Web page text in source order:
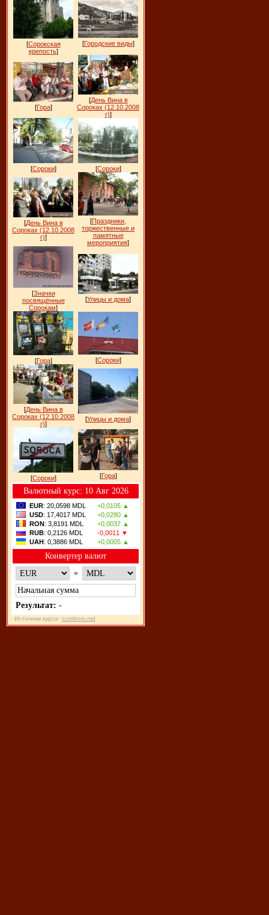
[Сорокская
крепость]
[Городские виды]
[Гора]
[День Вина в
Сороках (12.10.2008
г)]
[Сороки] [Сороки]
[День Вина в
Сороках (12.10.2008
г)]
[Праздники,
торжественные и
памятные
мероприятия]
[Значки
посвящённые
Сорокам]
[Улицы и дома]
[Гора] [Сороки]
[День Вина в
Сороках (12.10.2008
г)]
[Улицы и дома]
[Сороки] [Гора]
Bалютный курс: 10 Авг 2026
EUR: 20,0598 MDL
+0,0105 ▲
USD: 17,4017 MDL
+0,0280 ▲
RON: 3,8191 MDL
+0,0037 ▲
RUB: 0,2126 MDL
-0,0011 ▼
UAH: 0,3886 MDL +0,0005 ▲
Конвертер валют
»
Результат: -
Источник курса: cursbnm.md